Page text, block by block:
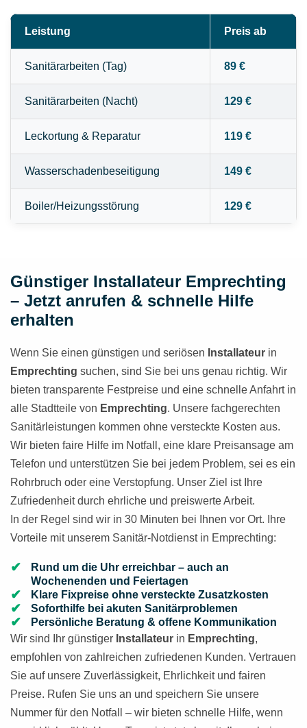
Leistung Preis ab
Sanitärarbeiten (Tag) 89 €
Sanitärarbeiten (Nacht) 129 €
Leckortung & Reparatur 119 €
Wasserschadenbeseitigung 149 €
Boiler/Heizungsstörung 129 €
Günstiger Installateur Emprechting
– Jetzt anrufen & schnelle Hilfe
erhalten
Wenn Sie einen günstigen und seriösen Installateur in
Emprechting suchen, sind Sie bei uns genau richtig. Wir
bieten transparente Festpreise und eine schnelle Anfahrt in
alle Stadtteile von Emprechting. Unsere fachgerechten
Sanitärleistungen kommen ohne versteckte Kosten aus.
Wir bieten faire Hilfe im Notfall, eine klare Preisansage am
Telefon und unterstützen Sie bei jedem Problem, sei es ein
Rohrbruch oder eine Verstopfung. Unser Ziel ist Ihre
Zufriedenheit durch ehrliche und preiswerte Arbeit.
In der Regel sind wir in 30 Minuten bei Ihnen vor Ort. Ihre
Vorteile mit unserem Sanitär-Notdienst in Emprechting:
Rund um die Uhr erreichbar – auch an
Wochenenden und Feiertagen
Klare Fixpreise ohne versteckte Zusatzkosten
Soforthilfe bei akuten Sanitärproblemen
Persönliche Beratung & offene Kommunikation
Wir sind Ihr günstiger Installateur in Emprechting,
empfohlen von zahlreichen zufriedenen Kunden. Vertrauen
Sie auf unsere Zuverlässigkeit, Ehrlichkeit und fairen
Preise. Rufen Sie uns an und speichern Sie unsere
Nummer für den Notfall – wir bieten schnelle Hilfe, wenn